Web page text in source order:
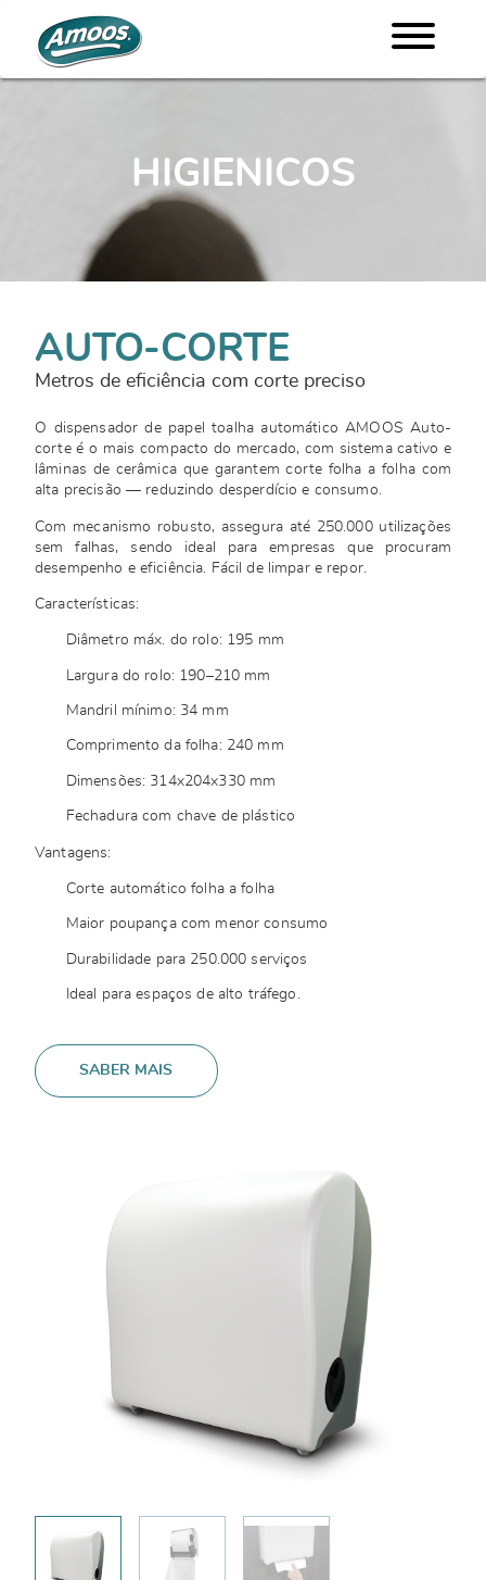
HIGIENICOS
AUTO-CORTE
Metros de eficiência com corte preciso
O dispensador de papel toalha automático AMOOS Auto-
corte é o mais compacto do mercado, com sistema cativo e
lâminas de cerâmica que garantem corte folha a folha com
alta precisão — reduzindo desperdício e consumo.
Com mecanismo robusto, assegura até 250.000 utilizações
sem falhas, sendo ideal para empresas que procuram
desempenho e eficiência. Fácil de limpar e repor.
Características:
Diâmetro máx. do rolo: 195 mm
Largura do rolo: 190–210 mm
Mandril mínimo: 34 mm
Comprimento da folha: 240 mm
Dimensões: 314x204x330 mm
Fechadura com chave de plástico
Vantagens:
Corte automático folha a folha
Maior poupança com menor consumo
Durabilidade para 250.000 serviços
Ideal para espaços de alto tráfego.
SABER MAIS